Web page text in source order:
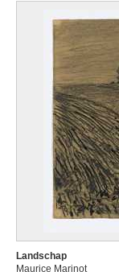
Landschap
Maurice Marinot